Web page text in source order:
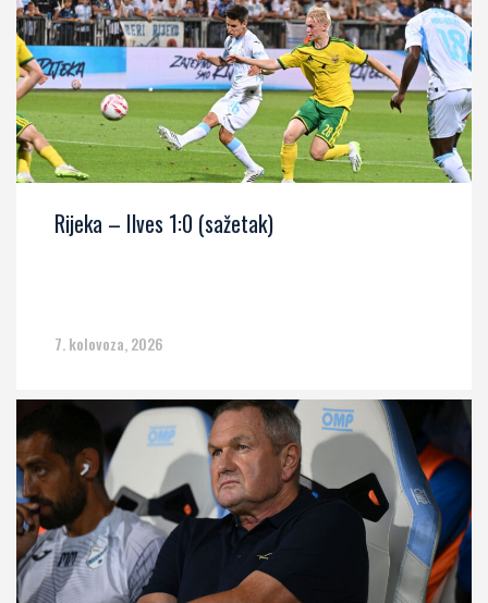
Rijeka – Ilves 1:0 (sažetak)
7. kolovoza, 2026